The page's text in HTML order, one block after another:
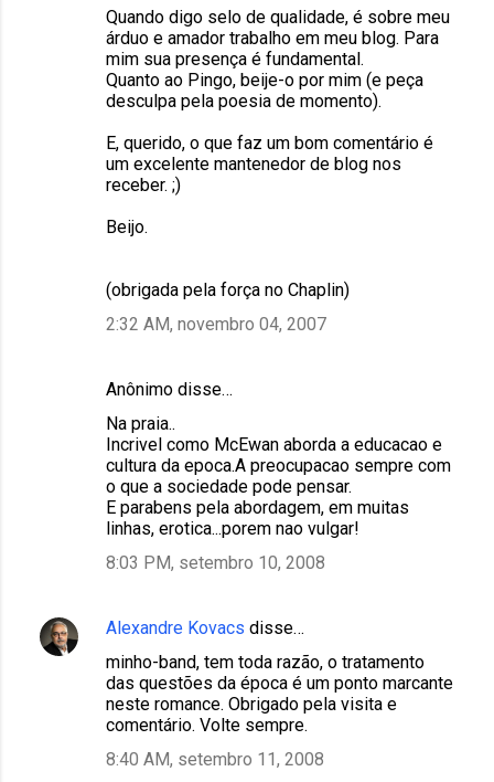
Quando digo selo de qualidade, é sobre meu
árduo e amador trabalho em meu blog. Para
mim sua presença é fundamental.
Quanto ao Pingo, beije-o por mim (e peça
desculpa pela poesia de momento).
E, querido, o que faz um bom comentário é
um excelente mantenedor de blog nos
receber. ;)
Beijo.
(obrigada pela força no Chaplin)
2:32 AM, novembro 04, 2007
Anônimo disse…
Na praia..
Incrivel como McEwan aborda a educacao e
cultura da epoca.A preocupacao sempre com
o que a sociedade pode pensar.
E parabens pela abordagem, em muitas
linhas, erotica...porem nao vulgar!
8:03 PM, setembro 10, 2008
Alexandre Kovacs disse…
minho-band, tem toda razão, o tratamento
das questões da época é um ponto marcante
neste romance. Obrigado pela visita e
comentário. Volte sempre.
8:40 AM, setembro 11, 2008